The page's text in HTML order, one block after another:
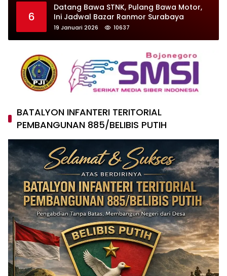
6
Datang Bawa STNK, Pulang Bawa Motor,
Ini Jadwal Bazar Ranmor Surabaya
19 Januari 2026 10637
BATALYON INFANTERI TERITORIAL
PEMBANGUNAN 885/BELIBIS PUTIH